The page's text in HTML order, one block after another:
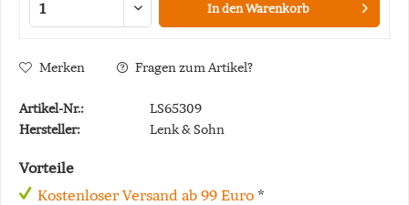
In denWarenkorb
Merken Fragen zum Artikel?
Artikel-Nr.:
LS65309
Hersteller:
Lenk & Sohn
Vorteile
Kostenloser Versand ab 99 Euro *